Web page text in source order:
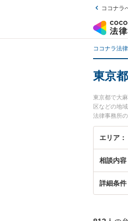
ココナラ
ココナラ法
東京
東京都で大
区などの地
法律事務所
『東京都で
料で大麻・
エリア
相談内容
詳細条件